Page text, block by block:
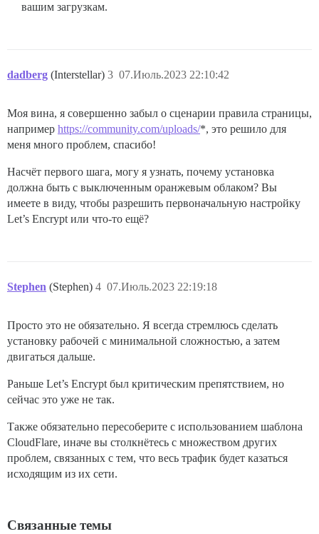
вашим загрузкам.
dadberg (Interstellar) 07.Июль.2023 22:10:42
3
Моя вина, я совершенно забыл о сценарии правила страницы,
например https://community.com/uploads/*, это решило для
меня много проблем, спасибо!
Насчёт первого шага, могу я узнать, почему установка
должна быть с выключенным оранжевым облаком? Вы
имеете в виду, чтобы разрешить первоначальную настройку
Let’s Encrypt или что-то ещё?
Stephen (Stephen) 07.Июль.2023 22:19:18
4
Просто это не обязательно. Я всегда стремлюсь сделать
установку рабочей с минимальной сложностью, а затем
двигаться дальше.
Раньше Let’s Encrypt был критическим препятствием, но
сейчас это уже не так.
Также обязательно пересоберите с использованием шаблона
CloudFlare, иначе вы столкнётесь с множеством других
проблем, связанных с тем, что весь трафик будет казаться
исходящим из их сети.
Связанные темы